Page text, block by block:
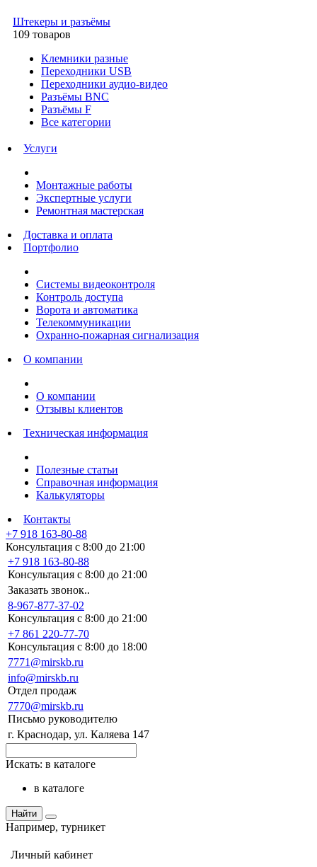
Штекеры и разъёмы
109 товаров
Клемники разные
Переходники USB
Переходники аудио-видео
Разъёмы BNC
Разъёмы F
Все категории
Услуги
Монтажные работы
Экспертные услуги
Ремонтная мастерская
Доставка и оплата
Портфолио
Системы видеоконтроля
Контроль доступа
Ворота и автоматика
Телекоммуникации
Охранно-пожарная сигнализация
О компании
О компании
Отзывы клиентов
Техническая информация
Полезные статьи
Справочная информация
Калькуляторы
Контакты
+7 918 163-80-88
Консультация с 8:00 до 21:00
+7 918 163-80-88
Консультация с 8:00 до 21:00
Заказать звонок..
8-967-877-37-02
Консультация с 8:00 до 21:00
+7 861 220-77-70
Консультация с 8:00 до 18:00
7771@mirskb.ru
info@mirskb.ru
Отдел продаж
7770@mirskb.ru
Письмо руководителю
г. Краснодар, ул. Каляева 147
Искать: в каталоге
в каталоге
Найти
Например, турникет
Личный кабинет